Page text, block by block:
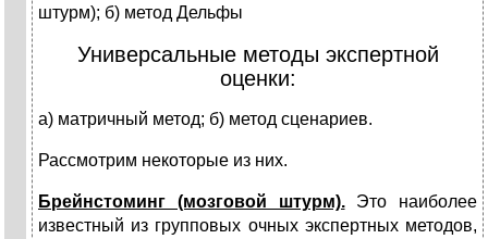
штурм); б) метод Дельфы
Универсальные методы экспертной
оценки:
а) матричный метод; б) метод сценариев.
Рассмотрим некоторые из них.
Брейнстоминг (мозговой штурм).
Это наиболее
известный из групповых очных экспертных методов,